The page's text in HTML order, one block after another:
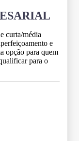
curta/média
e
opção para quem
para o